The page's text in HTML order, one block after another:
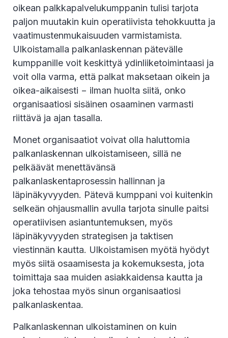
oikean palkkapalvelukumppanin tulisi tarjota
paljon muutakin kuin operatiivista tehokkuutta ja
vaatimustenmukaisuuden varmistamista.
Ulkoistamalla palkanlaskennan pätevälle
kumppanille voit keskittyä ydinliiketoimintaasi ja
voit olla varma, että palkat maksetaan oikein ja
oikea-aikaisesti − ilman huolta siitä, onko
organisaatiosi sisäinen osaaminen varmasti
riittävä ja ajan tasalla.
Monet organisaatiot voivat olla haluttomia
palkanlaskennan ulkoistamiseen, sillä ne
pelkäävät menettävänsä
palkanlaskentaprosessin hallinnan ja
läpinäkyvyyden. Pätevä kumppani voi kuitenkin
selkeän ohjausmallin avulla tarjota sinulle paitsi
operatiivisen asiantuntemuksen, myös
läpinäkyvyyden strategisen ja taktisen
viestinnän kautta. Ulkoistamisen myötä hyödyt
myös siitä osaamisesta ja kokemuksesta, jota
toimittaja saa muiden asiakkaidensa kautta ja
joka tehostaa myös sinun organisaatiosi
palkanlaskentaa.
Palkanlaskennan ulkoistaminen on kuin